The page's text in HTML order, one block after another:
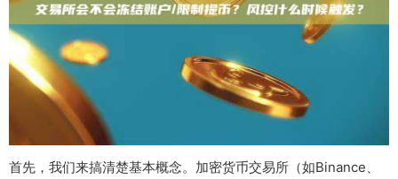
首先，我们来搞清楚基本概念。加密货币交易所（如Binance、